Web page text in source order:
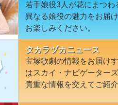
若手娘役3人が花にまつ
異なる娘役の魅力をお届
お楽しみください。
タカラヅカニュース
宝塚歌劇の情報をお届け
はスカイ・ナビゲーター
貴重な情報を交えてご紹介